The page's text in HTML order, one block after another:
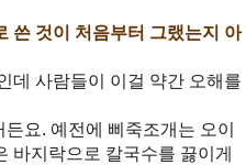
쓴 것이 처음부터 그랬는지 아
데 사람들이 이걸 약간 오해를
요. 예전에 삐죽조개는 오이
바지락으로 칼국수를 끓이게